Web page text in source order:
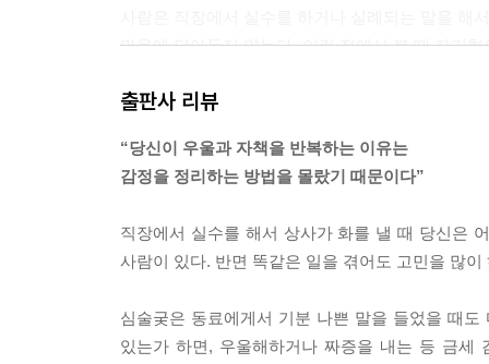
마음에 담아두지 않는다. 이런 점에서 볼 때 자기
까?’, ‘저 사람은 왜 항상 저런 식으로 말하는 거
‘항상’이라고 일반화하지 않는 것이 요령이다. 나
우리는 자신이 유능한지 아닌지, 행복한지 아닌지
초에 재능도 상황도 너무 다르기 때문에 의미가
출판사 리뷰
“당신이 우울과 자책을 반복하는 이유는
감정을 정리하는 방법을 몰랐기 때문이다”
직장에서 실수를 해서 상사가 화를 낼 때 당신은
사람이 있다. 반면 똑같은 일을 겪어도 고민을 많
심술궂은 동료에게서 기분 나쁜 말을 들었을 때
있는가 하면, 우울해하거나 짜증을 내는 등 금세